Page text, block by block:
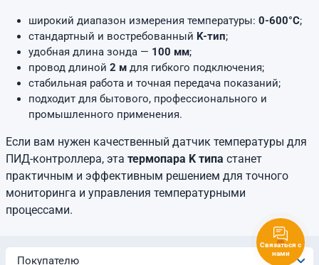
широкий диапазон измерения температуры: 0-600°C;
стандартный и востребованный K-тип;
удобная длина зонда — 100 мм;
провод длиной 2 м для гибкого подключения;
стабильная работа и точная передача показаний;
подходит для бытового, профессионального и
промышленного применения.
Если вам нужен качественный датчик температуры для
ПИД-контроллера, эта термопара K типа станет
практичным и эффективным решением для точного
мониторинга и управления температурными
процессами.
Покупателю
Связаться с
нами